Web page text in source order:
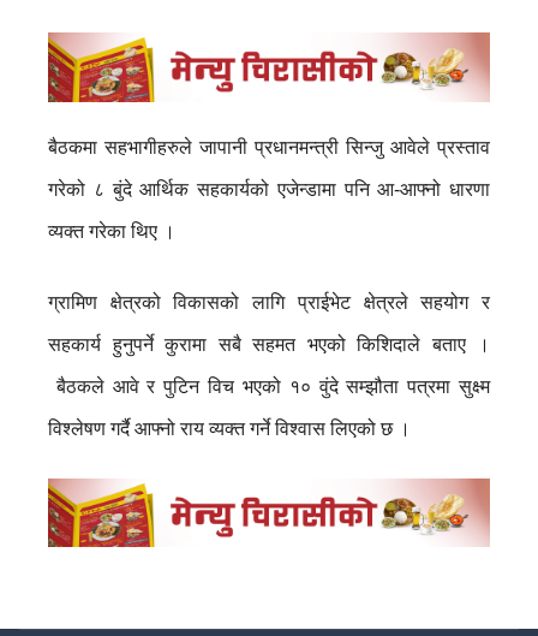
बैठकमा सहभागीहरुले जापानी प्रधानमन्त्री सिन्जु आवेले प्रस्ताव
गरेको ८ बुंदे आर्थिक सहकार्यको एजेन्डामा पनि आ-आफ्नो धारणा
व्यक्त गरेका थिए ।
ग्रामिण क्षेत्रको विकासको लागि प्राईभेट क्षेत्रले सहयोग र
सहकार्य हुनुपर्ने कुरामा सबै सहमत भएको किशिदाले बताए ।
बैठकले आवे र पुटिन विच भएको १० वुंदे सम्झौता पत्रमा सुक्ष्म
विश्लेषण गर्दै आफ्नो राय व्यक्त गर्ने विश्वास लिएको छ ।